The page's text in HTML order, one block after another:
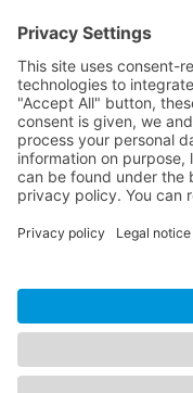
Prodotti simili
ONEAV HOTLINE
ONEAV.EU
NEWSLETTER